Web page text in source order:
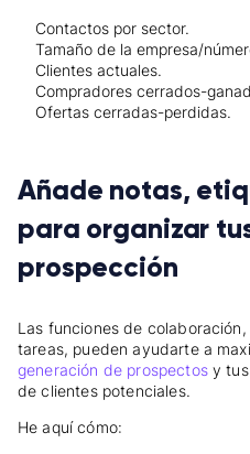
Contactos por sector.
Tamaño de la empresa/
Clientes actuales.
Compradores cerrados-
Ofertas cerradas-perdidas.
Añade notas,
para organizar
prospección
Las funciones de
tareas, pueden ayudarte a
generación de prospectosy tus
de clientes potenciales.
He aquí cómo: